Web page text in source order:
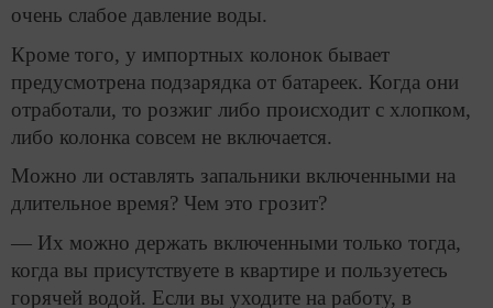
очень слабое давление воды.
Кроме того, у импортных колонок бывает
предусмотрена подзарядка от батареек. Когда они
отработали, то розжиг либо происходит с хлопком,
либо колонка совсем не включается.
Можно ли оставлять запальники включенными на
длительное время? Чем это грозит?
— Их можно держать включенными только тогда,
когда вы присутствуете в квартире и пользуетесь
горячей водой. Если вы уходите на работу, в